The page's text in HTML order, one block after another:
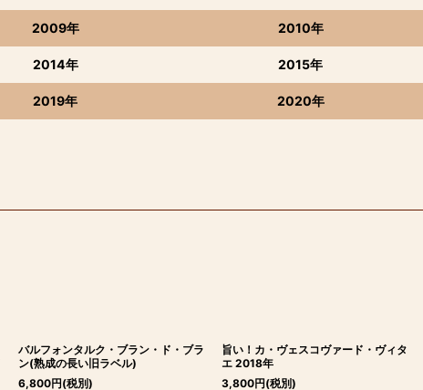
2009年 2010年
2014年 2015年
2019年 2020年
バルフォンタルク・ブラン・ド・ブラ
ン(熟成の長い旧ラベル)
6,800円(税別)
旨い！カ・ヴェスコヴァード・ヴィタ
エ 2018年
3,800円(税別)